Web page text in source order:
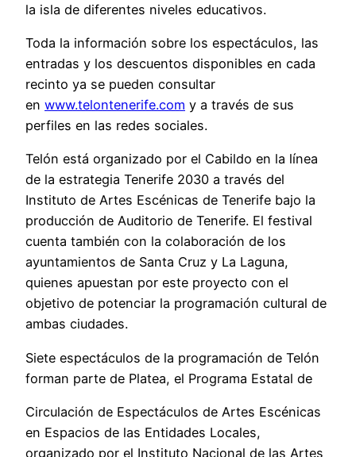
la isla de diferentes niveles educativos.
Toda la información sobre los espectáculos, las
entradas y los descuentos disponibles en cada
recinto ya se pueden consultar
en www.telontenerife.com y a través de sus
perfiles en las redes sociales.
Telón está organizado por el Cabildo en la línea
de la estrategia Tenerife 2030 a través del
Instituto de Artes Escénicas de Tenerife bajo la
producción de Auditorio de Tenerife. El festival
cuenta también con la colaboración de los
ayuntamientos de Santa Cruz y La Laguna,
quienes apuestan por este proyecto con el
objetivo de potenciar la programación cultural de
ambas ciudades.
Siete espectáculos de la programación de Telón
forman parte de Platea, el Programa Estatal de
Circulación de Espectáculos de Artes Escénicas
en Espacios de las Entidades Locales,
organizado por el Instituto Nacional de las Artes